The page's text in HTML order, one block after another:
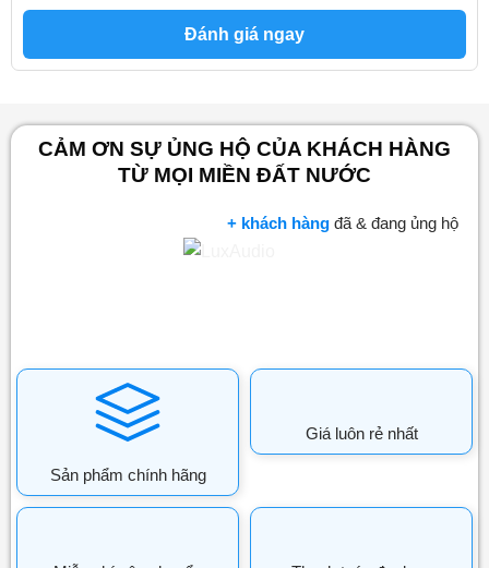
Đánh giá ngay
CẢM ƠN SỰ ỦNG HỘ CỦA KHÁCH HÀNG
TỪ MỌI MIỀN ĐẤT NƯỚC
+ khách hàng đã & đang ủng hộ
Sản phẩm chính hãng
Giá luôn rẻ nhất